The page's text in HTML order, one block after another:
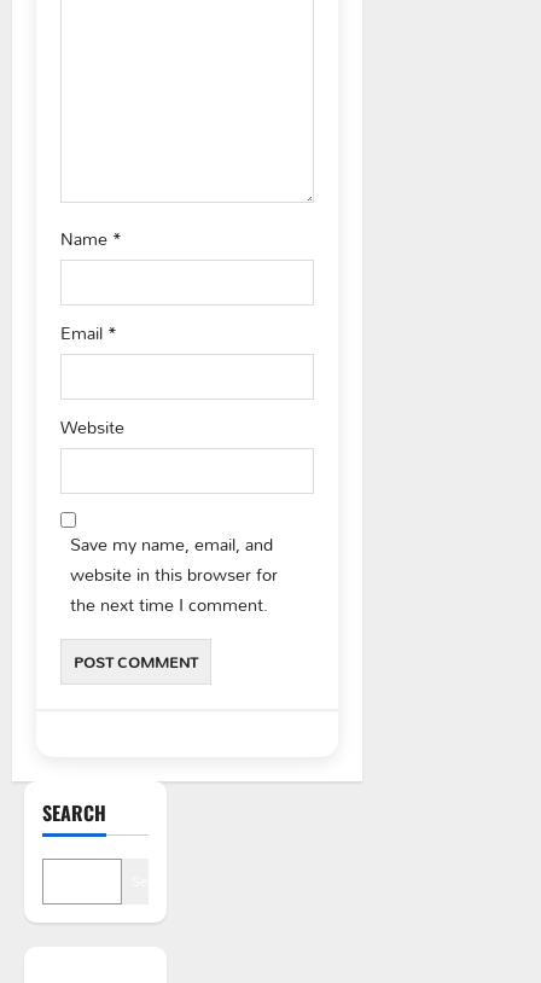
Name*
Email*
Website
Save my name, email, and
website in this browser for
the next time I comment.
SEARCH